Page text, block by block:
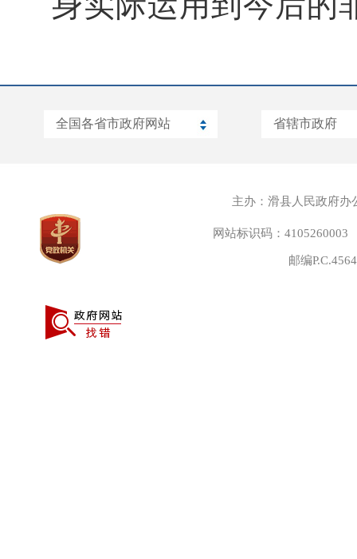
主办：滑县人民政府办
网站标识码：4105260003
邮编